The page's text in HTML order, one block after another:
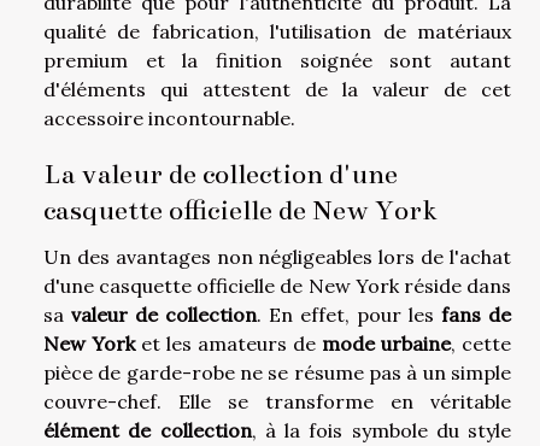
qualité de fabrication, l'utilisation de matériaux
premium et la finition soignée sont autant
d'éléments qui attestent de la valeur de cet
accessoire incontournable.
La valeur de collection d'une
casquette officielle de New York
Un des avantages non négligeables lors de l'achat
d'une casquette officielle de New York réside dans
sa valeur de collection. En effet, pour les fans de
New Yorket les amateurs de mode urbaine, cette
pièce de garde-robe ne se résume pas à un simple
couvre-chef. Elle se transforme en véritable
élément de collection, à la fois symbole du style